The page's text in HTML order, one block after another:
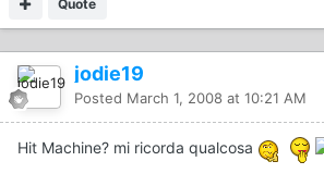
Quote
jodie19
Posted March 1, 2008 at 10:21 AM
Hit Machine? mi ricorda qualcosa